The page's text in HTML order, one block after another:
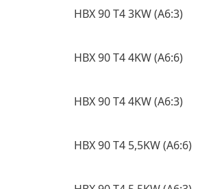
HBX 90 T4 3KW (A6:3)
HBX 90 T4 4KW (A6:6)
HBX 90 T4 4KW (A6:3)
HBX 90 T4 5,5KW (A6:6)